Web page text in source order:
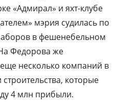
«Адмирал» и яхт-клубе
мэрия судилась по
в фешенебельном
Федорова же
несколько компаний в
которые
4 млн прибыли.